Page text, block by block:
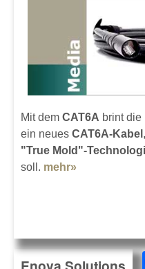
Mit dem CAT6A brint
ein neues CAT6A-Kabel
"True Mold"-
soll. mehr»